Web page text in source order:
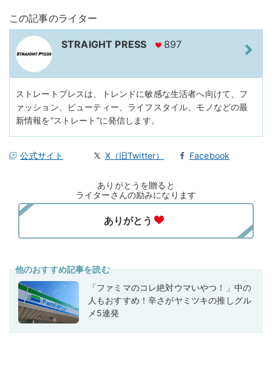
この記事のライター
STRAIGHT PRESS 897
ストレートプレスは、トレンドに敏感な生活者へ向けて、フ
ァッション、ビューティー、ライフスタイル、モノなどの最
新情報を“ストレート”に発信します。
公式サイト X（旧Twitter） Facebook
ありがとうを贈ると
ライターさんの励みになります
他のおすすめ記事を読む
「ファミマのコレ絶対ウマいやつ！」中の
人もおすすめ！辛さがヤミツキの推しグル
メ5連発